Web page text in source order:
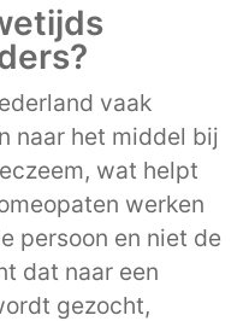
vaak
naar het middel bij
wat helpt
werken
persoon en niet de
dat naar een
gezocht,